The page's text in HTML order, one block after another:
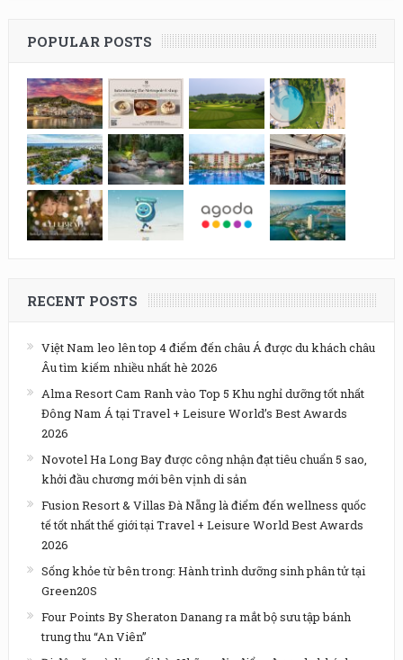
POPULAR POSTS
RECENT POSTS
Việt Nam leo lên top 4 điểm đến châu Á được du khách châu
Âu tìm kiếm nhiều nhất hè 2026
Alma Resort Cam Ranh vào Top 5 Khu nghỉ dưỡng tốt nhất
Đông Nam Á tại Travel + Leisure World’s Best Awards
2026
Novotel Ha Long Bay được công nhận đạt tiêu chuẩn 5 sao,
khởi đầu chương mới bên vịnh di sản
Fusion Resort & Villas Đà Nẵng là điểm đến wellness quốc
tế tốt nhất thế giới tại Travel + Leisure World Best Awards
2026
Sống khỏe từ bên trong: Hành trình dưỡng sinh phân tử tại
Green20S
Four Points By Sheraton Danang ra mắt bộ sưu tập bánh
trung thu “An Viên”